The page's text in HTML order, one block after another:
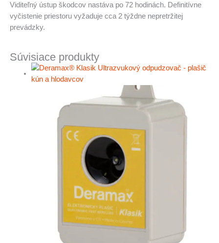
Viditeľný ústup škodcov nastáva po 72 hodinách. Definitívne
vyčistenie priestoru vyžaduje cca 2 týždne nepretržitej
prevádzky.
Súvisiace produkty